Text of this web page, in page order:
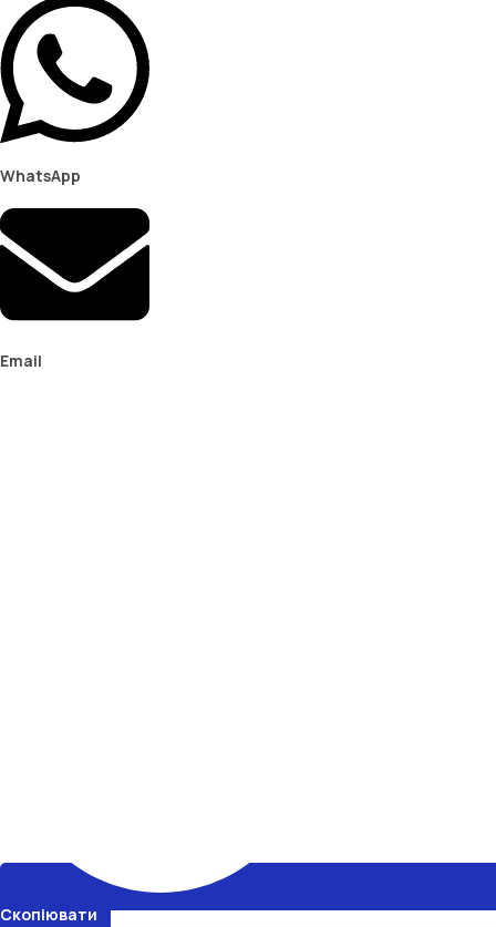
WhatsApp
Email
Скопіювати